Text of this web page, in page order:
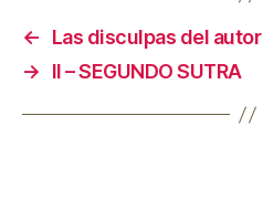
←
Las disculpas del autor
→
II – SEGUNDO SUTRA